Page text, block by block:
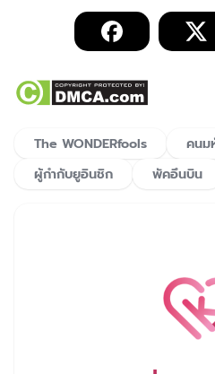
The WONDERfools
คนม
ผู้กำกับยูอินชิก
พัคอึนบิน